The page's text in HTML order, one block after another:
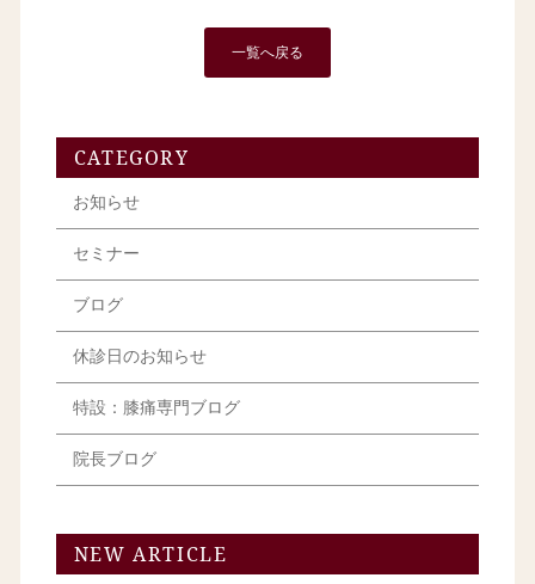
一覧へ戻る
CATEGORY
お知らせ
セミナー
ブログ
休診日のお知らせ
特設：膝痛専門ブログ
院長ブログ
NEW ARTICLE